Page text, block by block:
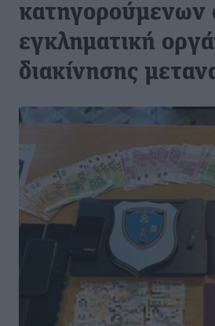
κατηγορούμενων
εγκληματική
διακίνησης